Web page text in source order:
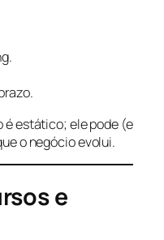
é estático; ele pode (e
o negócio evolui.
e